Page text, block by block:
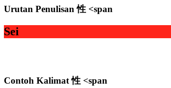
Urutan Penulisan 性 <span
Sei
Contoh Kalimat 性 <span